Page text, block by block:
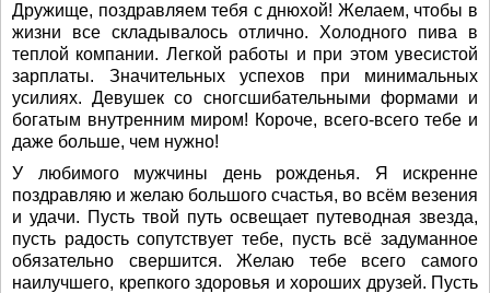
Дружище, поздравляем тебя с днюхой! Желаем, чтобы в
жизни все складывалось отлично. Холодного пива в
теплой компании. Легкой работы и при этом увесистой
зарплаты. Значительных успехов при минимальных
усилиях. Девушек со сногсшибательными формами и
богатым внутренним миром! Короче, всего-всего тебе и
даже больше, чем нужно!
У любимого мужчины день рожденья. Я искренне
поздравляю и желаю большого счастья, во всём везения
и удачи. Пусть твой путь освещает путеводная звезда,
пусть радость сопутствует тебе, пусть всё задуманное
обязательно свершится. Желаю тебе всего самого
наилучшего, крепкого здоровья и хороших друзей. Пусть